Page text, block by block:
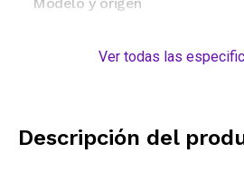
Ver todas las
Descripción del